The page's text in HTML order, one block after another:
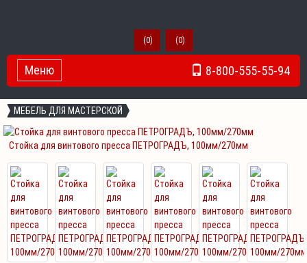
(0) (0)
8-800-555-55-94
Toggle Navigation
Меню
МЕБЕЛЬ ДЛЯ МАСТЕРСКОЙ
Стойка для винтового пресса ПЕТРОГРАДЪ, 100мм/270мм